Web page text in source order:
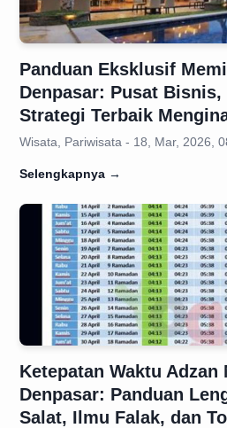
Panduan Eksklusif
Denpasar: Pusat Bisnis,
Strategi Terbaik
Wisata, Pariwisata - 18, Mar, 2026,
Selengkapnya →
Ketepatan Waktu Adzan
Denpasar: Panduan
Salat, Ilmu Falak, dan